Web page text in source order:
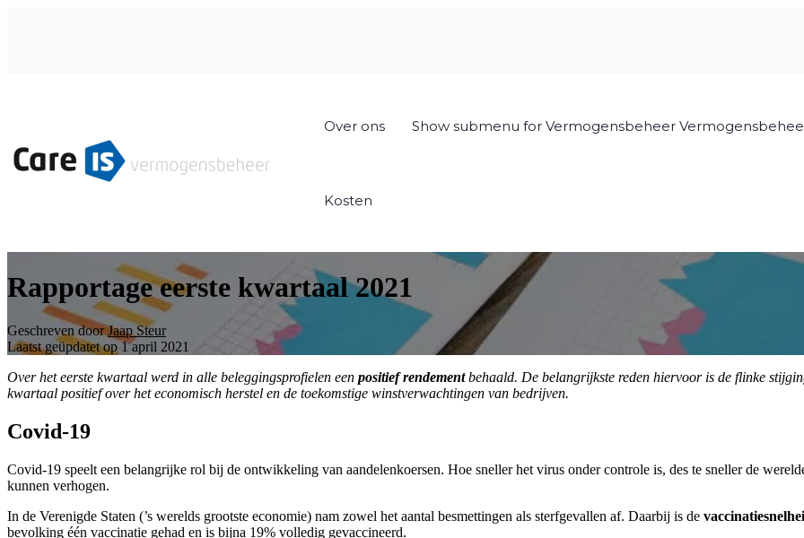
Over ons Show submenu for Vermogensbeheer
Kosten
Rapportage eerste kwartaal 2021
Geschreven doorJaap Steur
Laatst geüpdatet op 1 april 2021
Over het eerste kwartaal werd in alle beleggingsprofielen een positief rendementbehaald. De belangrijkste reden hiervoor is de flinke
kwartaal positief over het economisch herstel en de toekomstige winstverwachtingen van bedrijven.
Covid-19
Covid-19 speelt een belangrijke rol bij de ontwikkeling van aandelenkoersen. Hoe sneller het virus onder controle is, des te sneller de
kunnen verhogen.
In de Verenigde Staten (’s werelds grootste economie) nam zowel het aantal besmettingen als sterfgevallen af. Daarbij is de
bevolking één vaccinatie gehad en is bijna 19% volledig gevaccineerd.